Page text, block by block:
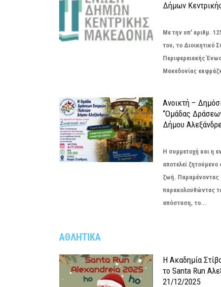
Δήμων
Με την υπ' αριθμ.
του, το Διοικητικό
Περιφερειακής
Μακεδονίας
Ανοικτή –
“Ομάδας
Δήμου
Η συμμετοχή και η
αποτελεί
ζωή. Παραμένοντας
παρακολουθώντας
απόσταση, το...
ΑΘΛΗΤΙΚΑ
Η Ακαδημία
το Santa Run
21/12/2025